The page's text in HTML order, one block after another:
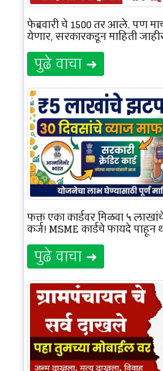
फेब्रुवारी चे 1500 तर आले, पण
येणार, सरकारकडून माहिती
पुढे वाचा ➜
फक्त एका कार्डवर मिळवा ५
कर्ज! MSME कार्डचे फायदे पाहून
पुढे वाचा ➜